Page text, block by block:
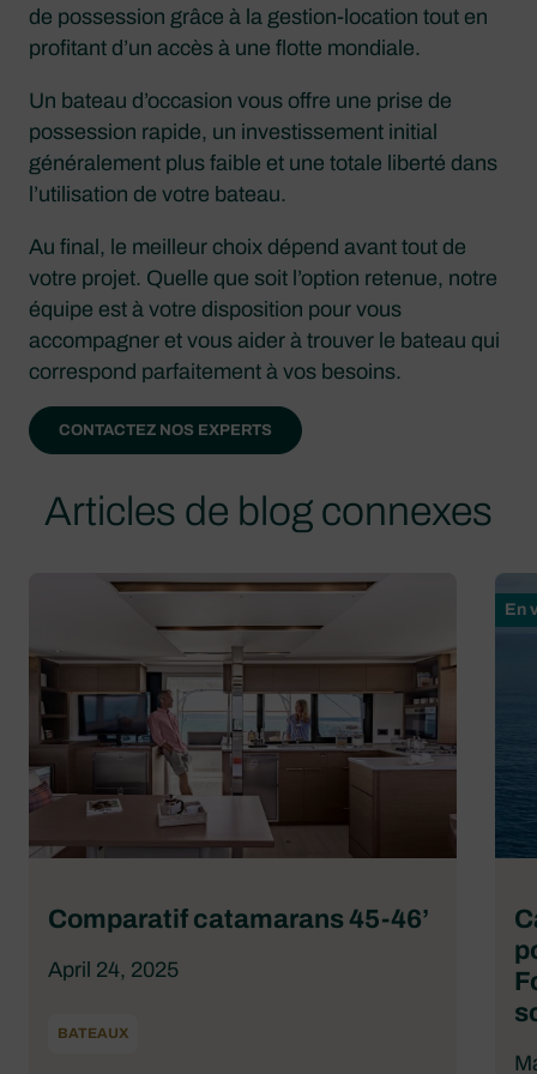
de possession grâce à la gestion-location tout en
profitant d’un accès à une flotte mondiale.
Un bateau d’occasion vous offre une prise de
possession rapide, un investissement initial
généralement plus faible et une totale liberté dans
l’utilisation de votre bateau.
Au final, le meilleur choix dépend avant tout de
votre projet. Quelle que soit l’option retenue, notre
équipe est à votre disposition pour vous
accompagner et vous aider à trouver le bateau qui
correspond parfaitement à vos besoins.
CONTACTEZ NOS EXPERTS
Articles de blog connexes
Comparatif catamarans 45-46’
April 24, 2025
BATEAUX
En